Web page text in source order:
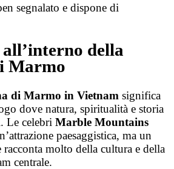
segnalato e dispone di
all’interno della
Marmo
di Marmo in Vietnam significa
dove natura, spiritualità e storia
Le celebri Marble Mountains
paesaggistica, ma un
racconta molto della cultura e della
centrale.